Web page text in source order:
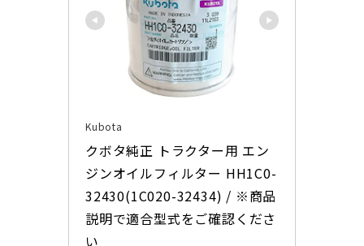
Kubota
クボタ純正 トラクター用 エン
ジンオイルフィルター HH1C0-
32430(1C020-32434) / ※商品
説明で適合型式をご確認くださ
い